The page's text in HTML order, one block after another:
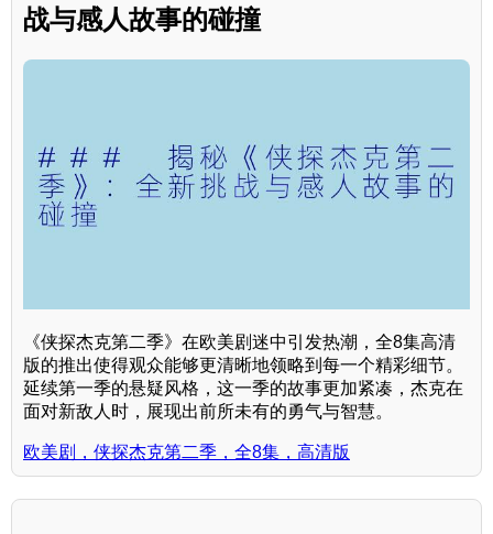
战与感人故事的碰撞
《侠探杰克第二季》在欧美剧迷中引发热潮，全8集高清
版的推出使得观众能够更清晰地领略到每一个精彩细节。
延续第一季的悬疑风格，这一季的故事更加紧凑，杰克在
面对新敌人时，展现出前所未有的勇气与智慧。
欧美剧，侠探杰克第二季，全8集，高清版